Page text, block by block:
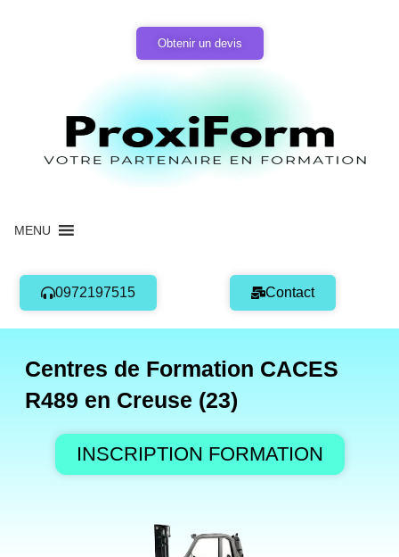
Obtenir un devis
MENU
0972197515 Contact
Centres de Formation CACES
R489 en Creuse (23)
INSCRIPTION FORMATION